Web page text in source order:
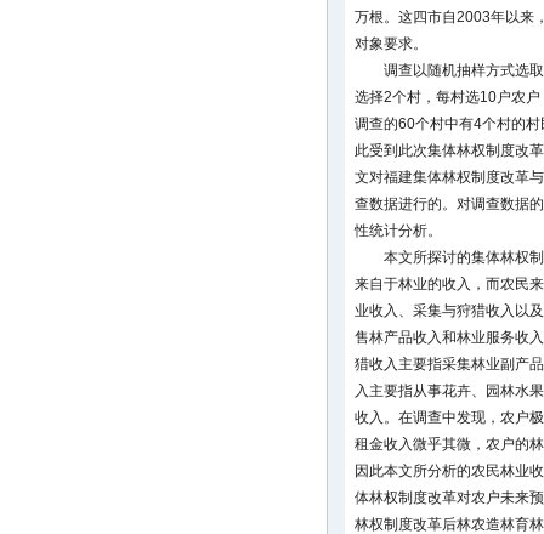
万根。这四市自2003年以来
对象要求。
调查以随机抽样方式选
选择2个村，每村选10户农
调查的60个村中有4个村的
此受到此次集体林权制度改
文对福建集体林权制度改革
查数据进行的。对调查数据
性统计分析。
本文所探讨的集体林权
来自于林业的收入，而农民
业收入、采集与狩猎收入以
售林产品收入和林业服务收
猎收入主要指采集林业副产
入主要指从事花卉、园林水
收入。在调查中发现，农户
租金收入微乎其微，农户的
因此本文所分析的农民林业
体林权制度改革对农户未来
林权制度改革后林农造林育